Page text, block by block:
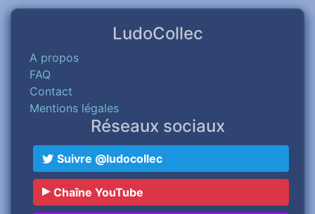
LudoCollec
A propos
FAQ
Contact
Mentions légales
Réseaux sociaux
Suivre @ludocollec
Chaîne YouTube